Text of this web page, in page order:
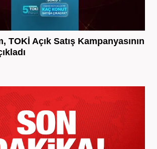
TOKİ Açık Satış Kampanyasının